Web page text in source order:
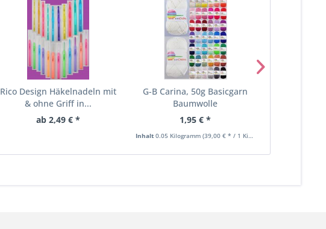
Rico Design Häkelnadeln mit
& ohne Griff in...
ab 2,49 € *
G-B Carina, 50g Basicgarn
Baumwolle
1,95 € *
Inhalt0.05 Kilogramm(39,00 € * / 1 Kilogramm)